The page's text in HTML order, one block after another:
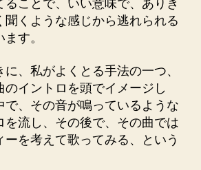
ることで、いい意味で、ありき
聞くような感じから逃れられる
す。
、私がよくとる手法の一つ、
のイントロを頭でイメージし
で、その音が鳴っているような
を流し、その後で、その曲では
ーを考えて歌ってみる、という